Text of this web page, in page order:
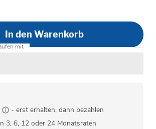
In den Warenkorb
- erst erhalten, dann bezahlen
3, 6, 12 oder 24 Monatsraten